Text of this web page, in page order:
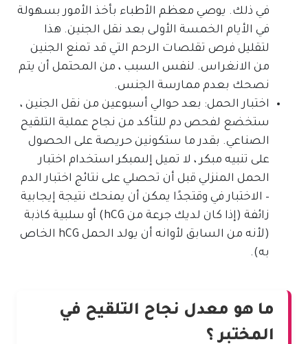
في ذلك. يوصي معظم الأطباء بأخذ الأمور بسهولة
في الأيام الخمسة الأولى بعد نقل الجنين. هذا
لتقليل فرص تقلصات الرحم التي قد تمنع الجنين
من الانغراس. لنفس السبب ، من المحتمل أن يتم
نصحك بعدم ممارسة الجنس.
اختبار الحمل: بعد حوالي أسبوعين من نقل الجنين ،
ستخضع لفحص دم للتأكد من نجاح عملية التلقيح
الصناعي. بقدر ما ستكونين حريصة على الحصول
على تنبيه مبكر ، لا تميل إلىمبكر استخدام اختبار
الحمل المنزلي قبل أن تحصلي على نتائج اختبار الدم
– الاختبار في وقتجدًا يمكن أن يمنحك نتيجة إيجابية
زائفة (إذا كان لديك جرعة من hCG) أو سلبية كاذبة
(لأنه من السابق لأوانه أن يولد الحمل hCG الخاص
به).
ما هو معدل نجاح التلقيح في
المختبر ؟